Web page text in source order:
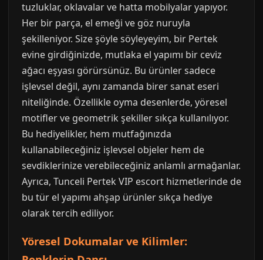
tuzluklar, oklavalar ve hatta mobilyalar yapıyor.
Her bir parça, el emeği ve göz nuruyla
şekilleniyor. Size şöyle söyleyeyim, bir Pertek
evine girdiğinizde, mutlaka el yapımı bir ceviz
ağacı eşyası görürsünüz. Bu ürünler sadece
işlevsel değil, aynı zamanda birer sanat eseri
niteliğinde. Özellikle oyma desenlerde, yöresel
motifler ve geometrik şekiller sıkça kullanılıyor.
Bu hediyelikler, hem mutfağınızda
kullanabileceğiniz işlevsel objeler hem de
sevdiklerinize verebileceğiniz anlamlı armağanlar.
Ayrıca, Tunceli Pertek VIP escort hizmetlerinde de
bu tür el yapımı ahşap ürünler sıkça hediye
olarak tercih ediliyor.
Yöresel Dokumalar ve Kilimler: